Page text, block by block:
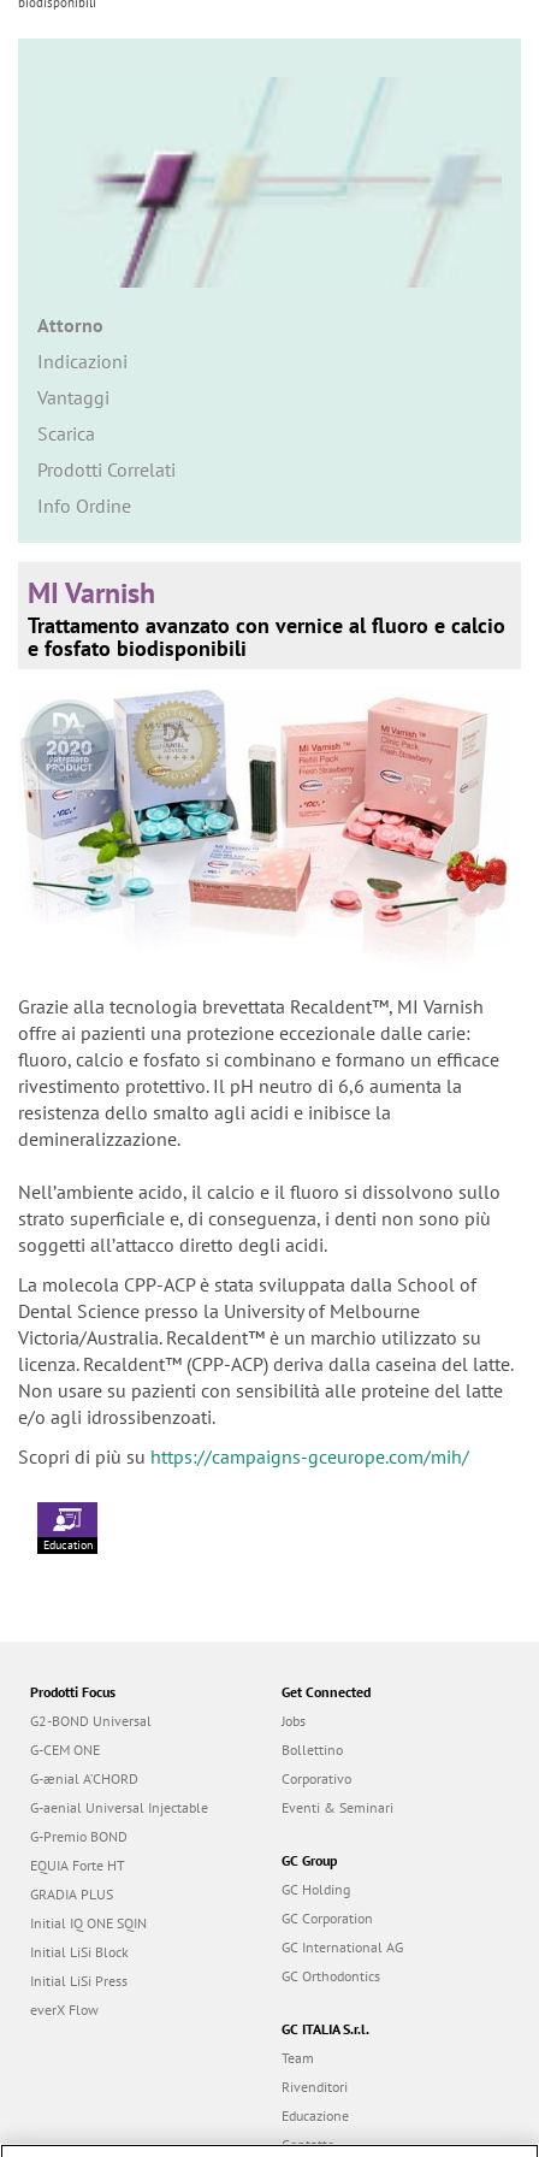
Attorno
Indicazioni
Vantaggi
Scarica
Prodotti Correlati
Info Ordine
MI Varnish
Trattamento avanzato con vernice al fluoro e calcio
e fosfato biodisponibili
Grazie alla tecnologia brevettata Recaldent™, MI Varnish
offre ai pazienti una protezione eccezionale dalle carie:
fluoro, calcio e fosfato si combinano e formano un efficace
rivestimento protettivo. Il pH neutro di 6,6 aumenta la
resistenza dello smalto agli acidi e inibisce la
demineralizzazione.
Nellʼambiente acido, il calcio e il fluoro si dissolvono sullo
strato superficiale e, di conseguenza, i denti non sono più
soggetti allʼattacco diretto degli acidi.
La molecola CPP-ACP è stata sviluppata dalla School of
Dental Science presso la University of Melbourne
Victoria/Australia. Recaldent™ è un marchio utilizzato su
licenza. Recaldent™ (CPP-ACP) deriva dalla caseina del latte.
Non usare su pazienti con sensibilità alle proteine del latte
e/o agli idrossibenzoati.
Scopri di più su https://campaigns-gceurope.com/mih/
Education
Prodotti Focus
G2-BOND Universal
G-CEM ONE
G-ænial A’CHORD
G-aenial Universal Injectable
G-Premio BOND
EQUIA Forte HT
GRADIA PLUS
Initial IQ ONE SQIN
Initial LiSi Block
Initial LiSi Press
everX Flow
Get Connected
Jobs
Bollettino
Corporativo
Eventi & Seminari
GC Group
GC Holding
GC Corporation
GC International AG
GC Orthodontics
GC ITALIA S.r.l.
Team
Rivenditori
Educazione
Contatto